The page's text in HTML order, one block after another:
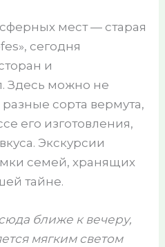
мест — старая
сегодня
и
Здесь можно не
сорта вермута,
его изготовления,
Экскурсии
семей, хранящих
тайне.
ближе к вечеру,
мягким светом